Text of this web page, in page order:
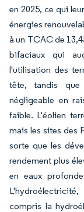
en 2025, ce qui
énergies
à un TCAC de
bifaciaux qui
l'utilisation des
tête, tandis que
négligeable en
faible. L'éolien
mais les sites des
sorte que les
rendement plus
en eaux
compris la